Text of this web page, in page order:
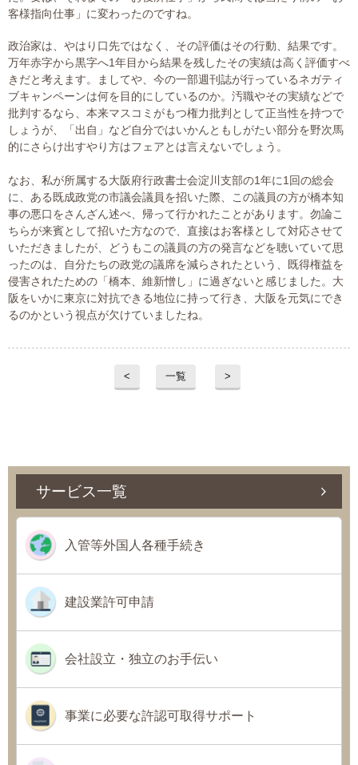
客様指向仕事」に変わったのですね。
政治家は、やはり口先ではなく、その評価はその行動、結果です。
万年赤字から黒字へ1年目から結果を残したその実績は高く評価すべ
きだと考えます。ましてや、今の一部週刊誌が行っているネガティ
ブキャンペーンは何を目的にしているのか。汚職やその実績などで
批判するなら、本来マスコミがもつ権力批判として正当性を持つで
しょうが、「出自」など自分ではいかんともしがたい部分を野次馬
的にさらけ出すやり方はフェアとは言えないでしょう。
なお、私が所属する大阪府行政書士会淀川支部の1年に1回の総会
に、ある既成政党の市議会議員を招いた際、この議員の方が橋本知
事の悪口をさんざん述べ、帰って行かれたことがあります。勿論こ
ちらが来賓として招いた方なので、直接はお客様として対応させて
いただきましたが、どうもこの議員の方の発言などを聴いていて思
ったのは、自分たちの政党の議席を減らされたという、既得権益を
侵害されたための「橋本、維新憎し」に過ぎないと感じました。大
阪をいかに東京に対抗できる地位に持って行き、大阪を元気にでき
るのかという視点が欠けていましたね。
< 一覧 >
サービス一覧
入管等外国人各種手続き
建設業許可申請
会社設立・独立のお手伝い
事業に必要な許認可取得サポート